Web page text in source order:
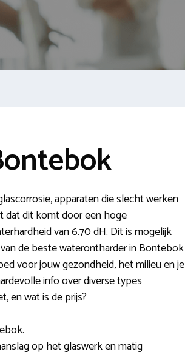
apparaten die slecht werken
dat dit komt door een hoge
van 6.70 dH. Dit is mogelijk
de beste waterontharder in Bontebok
voor jouw gezondheid, het milieu en je
info over diverse types
en wat is de prijs?
op het glaswerk en matig